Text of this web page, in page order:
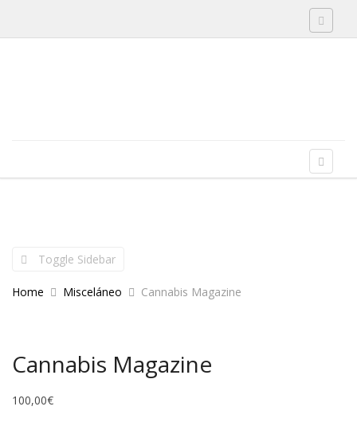
Toggle Sidebar
Home Misceláneo Cannabis Magazine
Cannabis Magazine
100,00€